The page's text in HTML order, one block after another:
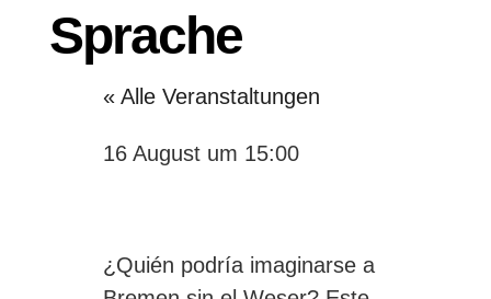
Sprache
« Alle Veranstaltungen
16 August um 15:00
¿Quién podría imaginarse a